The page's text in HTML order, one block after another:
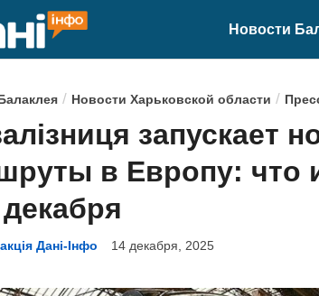
Новости
/ Новости Харьковской области /
запускает
в Европу: что
Дані-Інфо 14 декабря, 2025